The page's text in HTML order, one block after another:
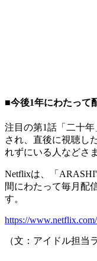
■今後1年にわたって
注目の第1話「二十
され、直後に視聴し
れずにいる人などさ
Netflixは、「
間にわたって毎月配
す。
https://
（文：アイドル担当